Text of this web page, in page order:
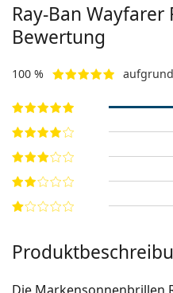
Ray-Ban Wayfarer
Bewertung
100 %